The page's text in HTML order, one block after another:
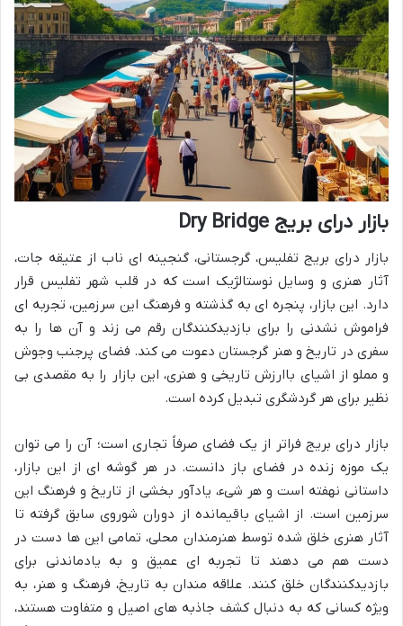
بازار درای بریج Dry Bridge
بازار درای بریج تفلیس، گرجستانی، گنجینه ای ناب از عتیقه جات،
آثار هنری و وسایل نوستالژیک است که در قلب شهر تفلیس قرار
دارد. این بازار، پنجره ای به گذشته و فرهنگ این سرزمین، تجربه ای
فراموش نشدنی را برای بازدیدکنندگان رقم می زند و آن ها را به
سفری در تاریخ و هنر گرجستان دعوت می کند. فضای پرجنب وجوش
و مملو از اشیای باارزش تاریخی و هنری، این بازار را به مقصدی بی
نظیر برای هر گردشگری تبدیل کرده است.
بازار درای بریج فراتر از یک فضای صرفاً تجاری است؛ آن را می توان
یک موزه زنده در فضای باز دانست. در هر گوشه ای از این بازار،
داستانی نهفته است و هر شیء، یادآور بخشی از تاریخ و فرهنگ این
سرزمین است. از اشیای باقیمانده از دوران شوروی سابق گرفته تا
آثار هنری خلق شده توسط هنرمندان محلی، تمامی این ها دست در
دست هم می دهند تا تجربه ای عمیق و به یادماندنی برای
بازدیدکنندگان خلق کنند. علاقه مندان به تاریخ، فرهنگ و هنر، به
ویژه کسانی که به دنبال کشف جاذبه های اصیل و متفاوت هستند،